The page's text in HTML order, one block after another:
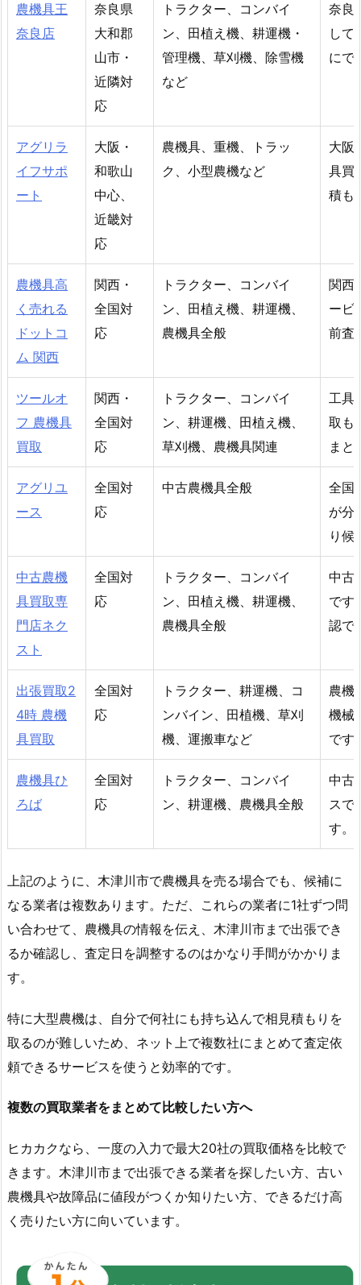
農機具王
奈良店
奈良県
大和郡
山市・
近隣対
応
トラクター、コンバイ
ン、田植え機、耕運機・
管理機、草刈機、除雪機
など
奈良
して
にで
アグリラ
イフサポ
ート
大阪・
和歌山
中心、
近畿対
応
農機具、重機、トラッ
ク、小型農機など
大阪
具買
積も
農機具高
く売れる
ドットコ
ム 関西
関西・
全国対
応
トラクター、コンバイ
ン、田植え機、耕運機、
農機具全般
関西
ービ
前査
ツールオ
フ 農機具
買取
関西・
全国対
応
トラクター、コンバイ
ン、耕運機、田植え機、
草刈機、農機具関連
工具
取も
まと
アグリユ
ース
全国対
応
中古農機具全般
全国
が分
り候
中古農機
具買取専
門店ネク
スト
全国対
応
トラクター、コンバイ
ン、田植え機、耕運機、
農機具全般
中古
です
認で
出張買取2
4時 農機
具買取
全国対
応
トラクター、耕運機、コ
ンバイン、田植機、草刈
機、運搬車など
農機
機械
です
農機具ひ
ろば
全国対
応
トラクター、コンバイ
ン、耕運機、農機具全般
中古
スで
す。
上記のように、木津川市で農機具を売る場合でも、候補に
なる業者は複数あります。ただ、これらの業者に1社ずつ問
い合わせて、農機具の情報を伝え、木津川市まで出張でき
るか確認し、査定日を調整するのはかなり手間がかかりま
す。
特に大型農機は、自分で何社にも持ち込んで相見積もりを
取るのが難しいため、ネット上で複数社にまとめて査定依
頼できるサービスを使うと効率的です。
複数の買取業者をまとめて比較したい方へ
ヒカカクなら、一度の入力で最大20社の買取価格を比較で
きます。木津川市まで出張できる業者を探したい方、古い
農機具や故障品に値段がつくか知りたい方、できるだけ高
く売りたい方に向いています。